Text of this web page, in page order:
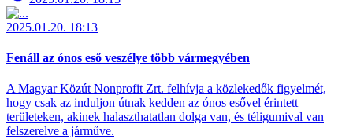
2025.01.20. 18:13
Fenáll az ónos eső veszélye több vármegyében
A Magyar Közút Nonprofit Zrt. felhívja a közlekedők figyelmét,
hogy csak az induljon útnak kedden az ónos esővel érintett
területeken, akinek halaszthatatlan dolga van, és téligumival van
felszerelve a járműve.